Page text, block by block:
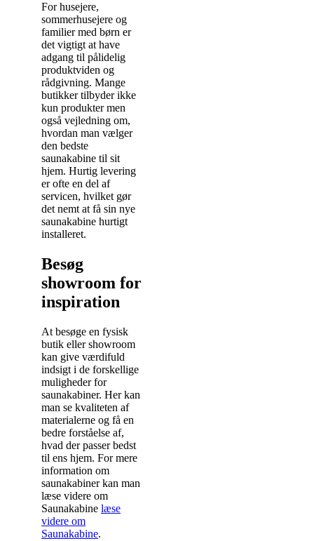
For husejere,
sommerhusejere og
familier med børn er
det vigtigt at have
adgang til pålidelig
produktviden og
rådgivning. Mange
butikker tilbyder ikke
kun produkter men
også vejledning om,
hvordan man vælger
den bedste
saunakabine til sit
hjem. Hurtig levering
er ofte en del af
servicen, hvilket gør
det nemt at få sin nye
saunakabine hurtigt
installeret.
Besøg
showroom for
inspiration
At besøge en fysisk
butik eller showroom
kan give værdifuld
indsigt i de forskellige
muligheder for
saunakabiner. Her kan
man se kvaliteten af
materialerne og få en
bedre forståelse af,
hvad der passer bedst
til ens hjem. For mere
information om
saunakabiner kan man
læse videre om
Saunakabine læse
videre om
Saunakabine.